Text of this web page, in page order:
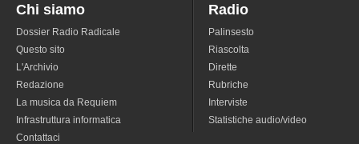
Chi siamo
Dossier Radio Radicale
Questo sito
L'Archivio
Redazione
La musica da Requiem
Infrastruttura informatica
Contattaci
Radio
Palinsesto
Riascolta
Dirette
Rubriche
Interviste
Statistiche audio/video